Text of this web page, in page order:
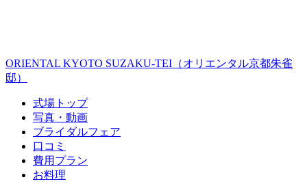
ORIENTAL KYOTO SUZAKU-TEI（オリエンタル京都朱雀
邸）
式場トップ
写真・動画
ブライダルフェア
口コミ
費用プラン
お料理